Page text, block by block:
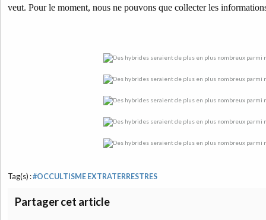
veut. Pour le moment, nous ne pouvons que collecter les
Tag(s) :#OCCULTISME EXTRATERRESTRES
Partager cet article